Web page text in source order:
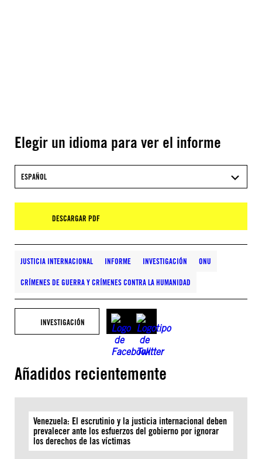
Elegir un idioma para ver el informe
ESPAÑOL
DESCARGAR PDF
JUSTICIA INTERNACIONAL INFORME INVESTIGACIÓN ONU
CRÍMENES DE GUERRA Y CRÍMENES CONTRA LA HUMANIDAD
INVESTIGACIÓN
Añadidos recientemente
Venezuela: El escrutinio y la justicia internacional deben
prevalecer ante los esfuerzos del gobierno por ignorar
los derechos de las víctimas